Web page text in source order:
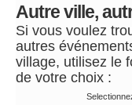
Autre ville,
Si vous voulez
autres
village, utilisez le
de votre choix :